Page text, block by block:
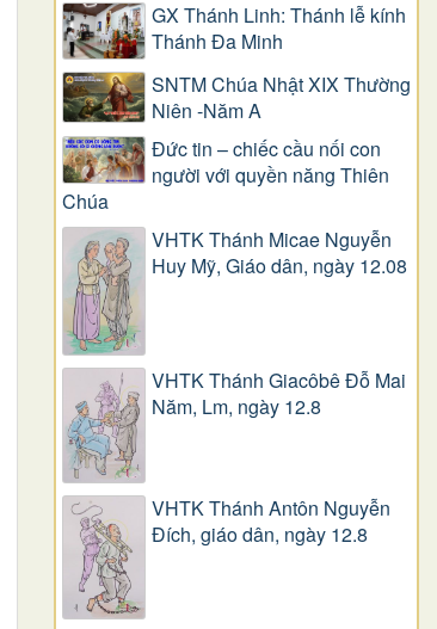
GX Thánh Linh: Thánh lễ kính
Thánh Đa Minh
SNTM Chúa Nhật XIX Thường
Niên -Năm A
Đức tin – chiếc cầu nối con
người với quyền năng Thiên
Chúa
VHTK Thánh Micae Nguyễn
Huy Mỹ, Giáo dân, ngày 12.08
VHTK Thánh Giacôbê Ðỗ Mai
Năm, Lm, ngày 12.8
VHTK Thánh Antôn Nguyễn
Ðích, giáo dân, ngày 12.8